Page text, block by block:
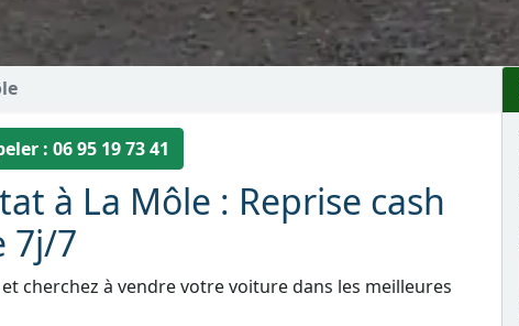
: 06 95 19 73 41
à La Môle : Reprise cash
7j/7
cherchez à vendre votre voiture dans les meilleures